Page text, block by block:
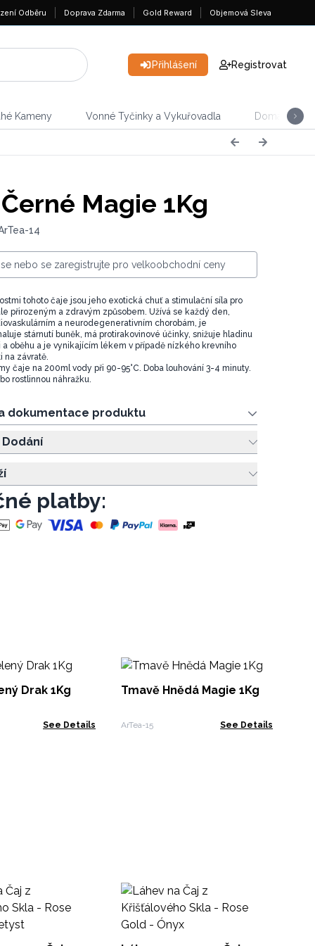
Odběru Doprava Zdarma Gold Reward Objemová Sleva
Přihlášení Registrovat
Kameny Vonné Tyčinky a Vykuřovadla Domácnost
Magie 1Kg
14
se nebo se zaregistrujte pro velkoobchodní ceny
tohoto čaje jsou jeho exotická chuť a stimulační síla pro
přirozeným a zdravým způsobem. Užívá se každý den,
a neurodegenerativním chorobám, je
stárnutí buněk, má protirakovinové účinky, snižuje hladinu
a oběhu a je vynikajícím lékem v případě nízkého krevního
na závratě.
čaje na 200ml vody při 90-95°C. Doba louhování 3-4 minuty.
rostlinnou náhražku.
dokumentace produktu
platby:
Drak 1Kg
See Details
Tmavě Hnědá Magie 1Kg
ArTea-15 See Details